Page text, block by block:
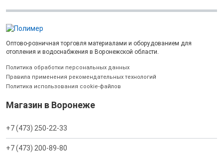
Оптово-розничная торговля материалами и оборудованием для
отопления и водоснабжения в Воронежской области.
Политика обработки персональных данных
Правила применения рекомендательных технологий
Политика использования cookie-файлов
Магазин в Воронеже
+7 (473) 250-22-33
+7 (473) 200-89-80